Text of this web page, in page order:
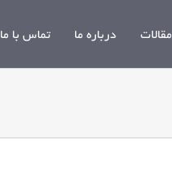
مقالات درباره ما تماس با ما